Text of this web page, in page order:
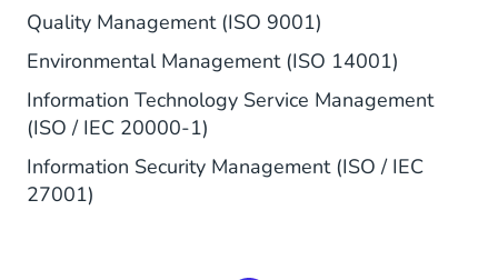
Quality Management (ISO 9001)
Environmental Management (ISO 14001)
Information Technology Service Management
(ISO / IEC 20000-1)
Information Security Management (ISO / IEC
27001)